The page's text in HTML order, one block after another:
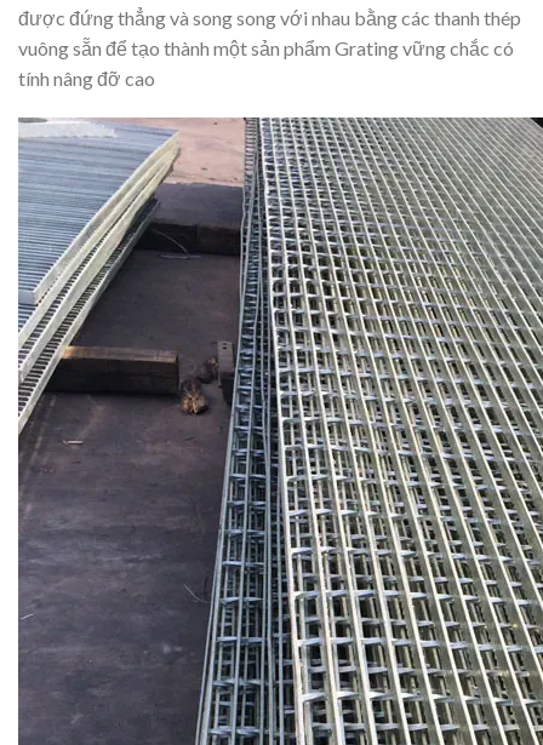
được đứng thẳng và song song với nhau bằng các thanh thép
vuông sẵn để tạo thành một sản phẩm Grating vững chắc có
tính nâng đỡ cao